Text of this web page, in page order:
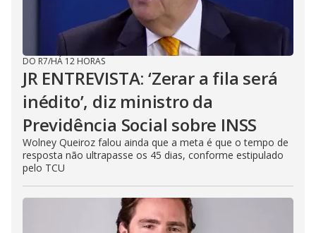
DO R7/HÁ 12 HORAS
JR ENTREVISTA: ‘Zerar a fila será
inédito’, diz ministro da
Previdência Social sobre INSS
Wolney Queiroz falou ainda que a meta é que o tempo de
resposta não ultrapasse os 45 dias, conforme estipulado
pelo TCU